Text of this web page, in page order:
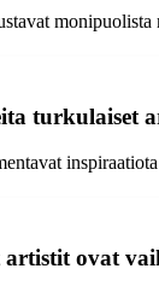
turkulaiset
ovat